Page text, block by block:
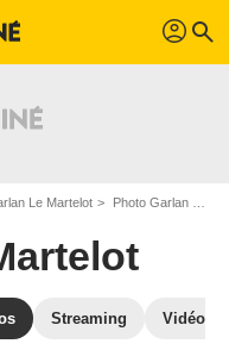
profil search
Le Martelot Photo Garlan Le Martelot, Alysson Paradis
Streaming Vidéos